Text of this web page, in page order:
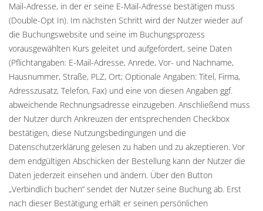
Mail-Adresse, in der er seine E-Mail-Adresse bestätigen muss
(Double-Opt In). Im nächsten Schritt wird der Nutzer wieder auf
die Buchungswebsite und seine im Buchungsprozess
vorausgewählten Kurs geleitet und aufgefordert, seine Daten
(Pflichtangaben: E-Mail-Adresse, Anrede, Vor- und Nachname,
Hausnummer, Straße, PLZ, Ort; Optionale Angaben: Titel, Firma,
Adresszusatz, Telefon, Fax) und eine von diesen Angaben ggf.
abweichende Rechnungsadresse einzugeben. Anschließend muss
der Nutzer durch Ankreuzen der entsprechenden Checkbox
bestätigen, diese Nutzungsbedingungen und die
Datenschutzerklärung gelesen zu haben und zu akzeptieren. Vor
dem endgültigen Abschicken der Bestellung kann der Nutzer die
Daten jederzeit einsehen und ändern. Über den Button
„Verbindlich buchen“ sendet der Nutzer seine Buchung ab. Erst
nach dieser Bestätigung erhält er seinen persönlichen